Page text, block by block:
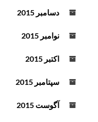
دسامبر 2015
نوامبر 2015
اکتبر 2015
سپتامبر 2015
آگوست 2015